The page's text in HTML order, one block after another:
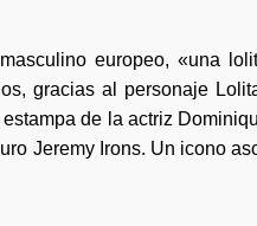
europeo, «una
gracias al personaje
de la actriz
Jeremy Irons. Un icono